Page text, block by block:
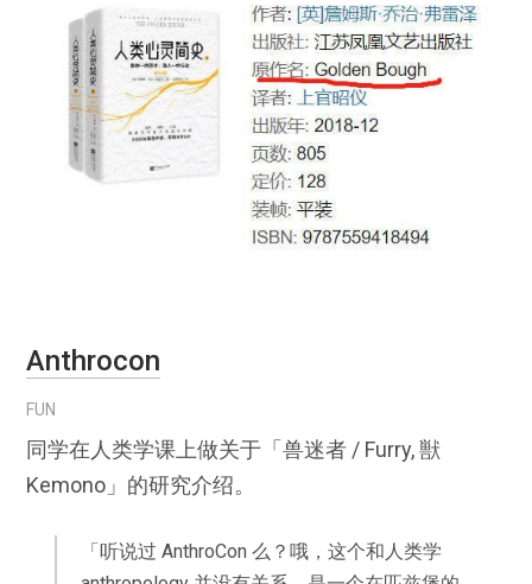
Anthrocon
FUN
同学在人类学课上做关于「兽迷者 / Furry, 獣
Kemono」的研究介绍。
「听说过 AnthroCon 么？哦，这个和人类学